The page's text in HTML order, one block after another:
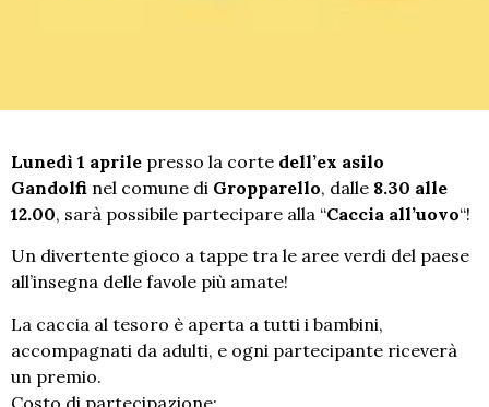
Lunedì 1 aprile presso la corte dell’ex asilo
Gandolfi nel comune di Gropparello, dalle 8.30 alle
12.00, sarà possibile partecipare alla “Caccia all’uovo“!
Un divertente gioco a tappe tra le aree verdi del paese
all’insegna delle favole più amate!
La caccia al tesoro è aperta a tutti i bambini,
accompagnati da adulti, e ogni partecipante riceverà
un premio.
Costo di partecipazione: